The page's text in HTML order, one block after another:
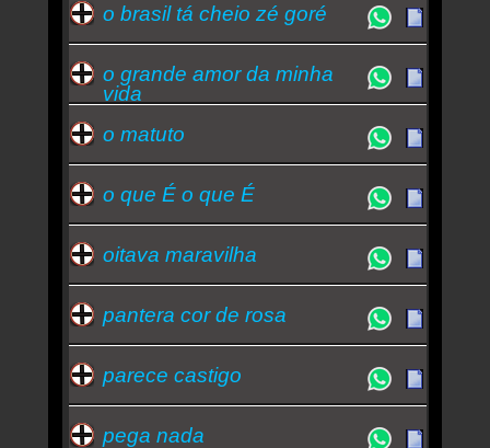
o brasil tá cheio zé goré
o grande amor da minha
vida
o matuto
o que É o que É
oitava maravilha
pantera cor de rosa
parece castigo
pega nada